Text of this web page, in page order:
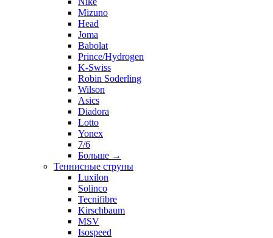
Mizuno
Head
Joma
Babolat
Prince/Hydrogen
K-Swiss
Robin Soderling
Wilson
Asics
Diadora
Lotto
Yonex
7/6
Больше →
Теннисные струны
Luxilon
Solinco
Tecnifibre
Kirschbaum
MSV
Isospeed